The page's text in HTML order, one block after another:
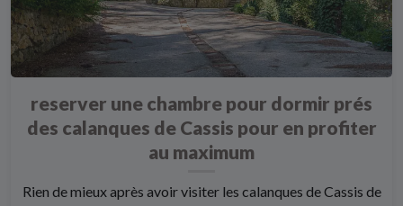
reserver une chambre pour dormir prés
des calanques de Cassis pour en profiter
au maximum
Rien de mieux après avoir visiter les calanques de Cassis de